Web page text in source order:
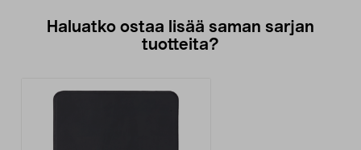
Haluatko ostaa lisää saman sarjan
tuotteita?